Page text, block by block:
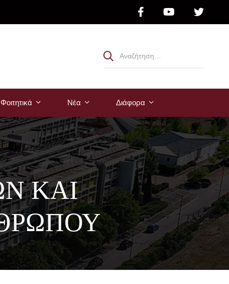
Φοιτητικά Νέα Διάφορα
ΚΑΙ